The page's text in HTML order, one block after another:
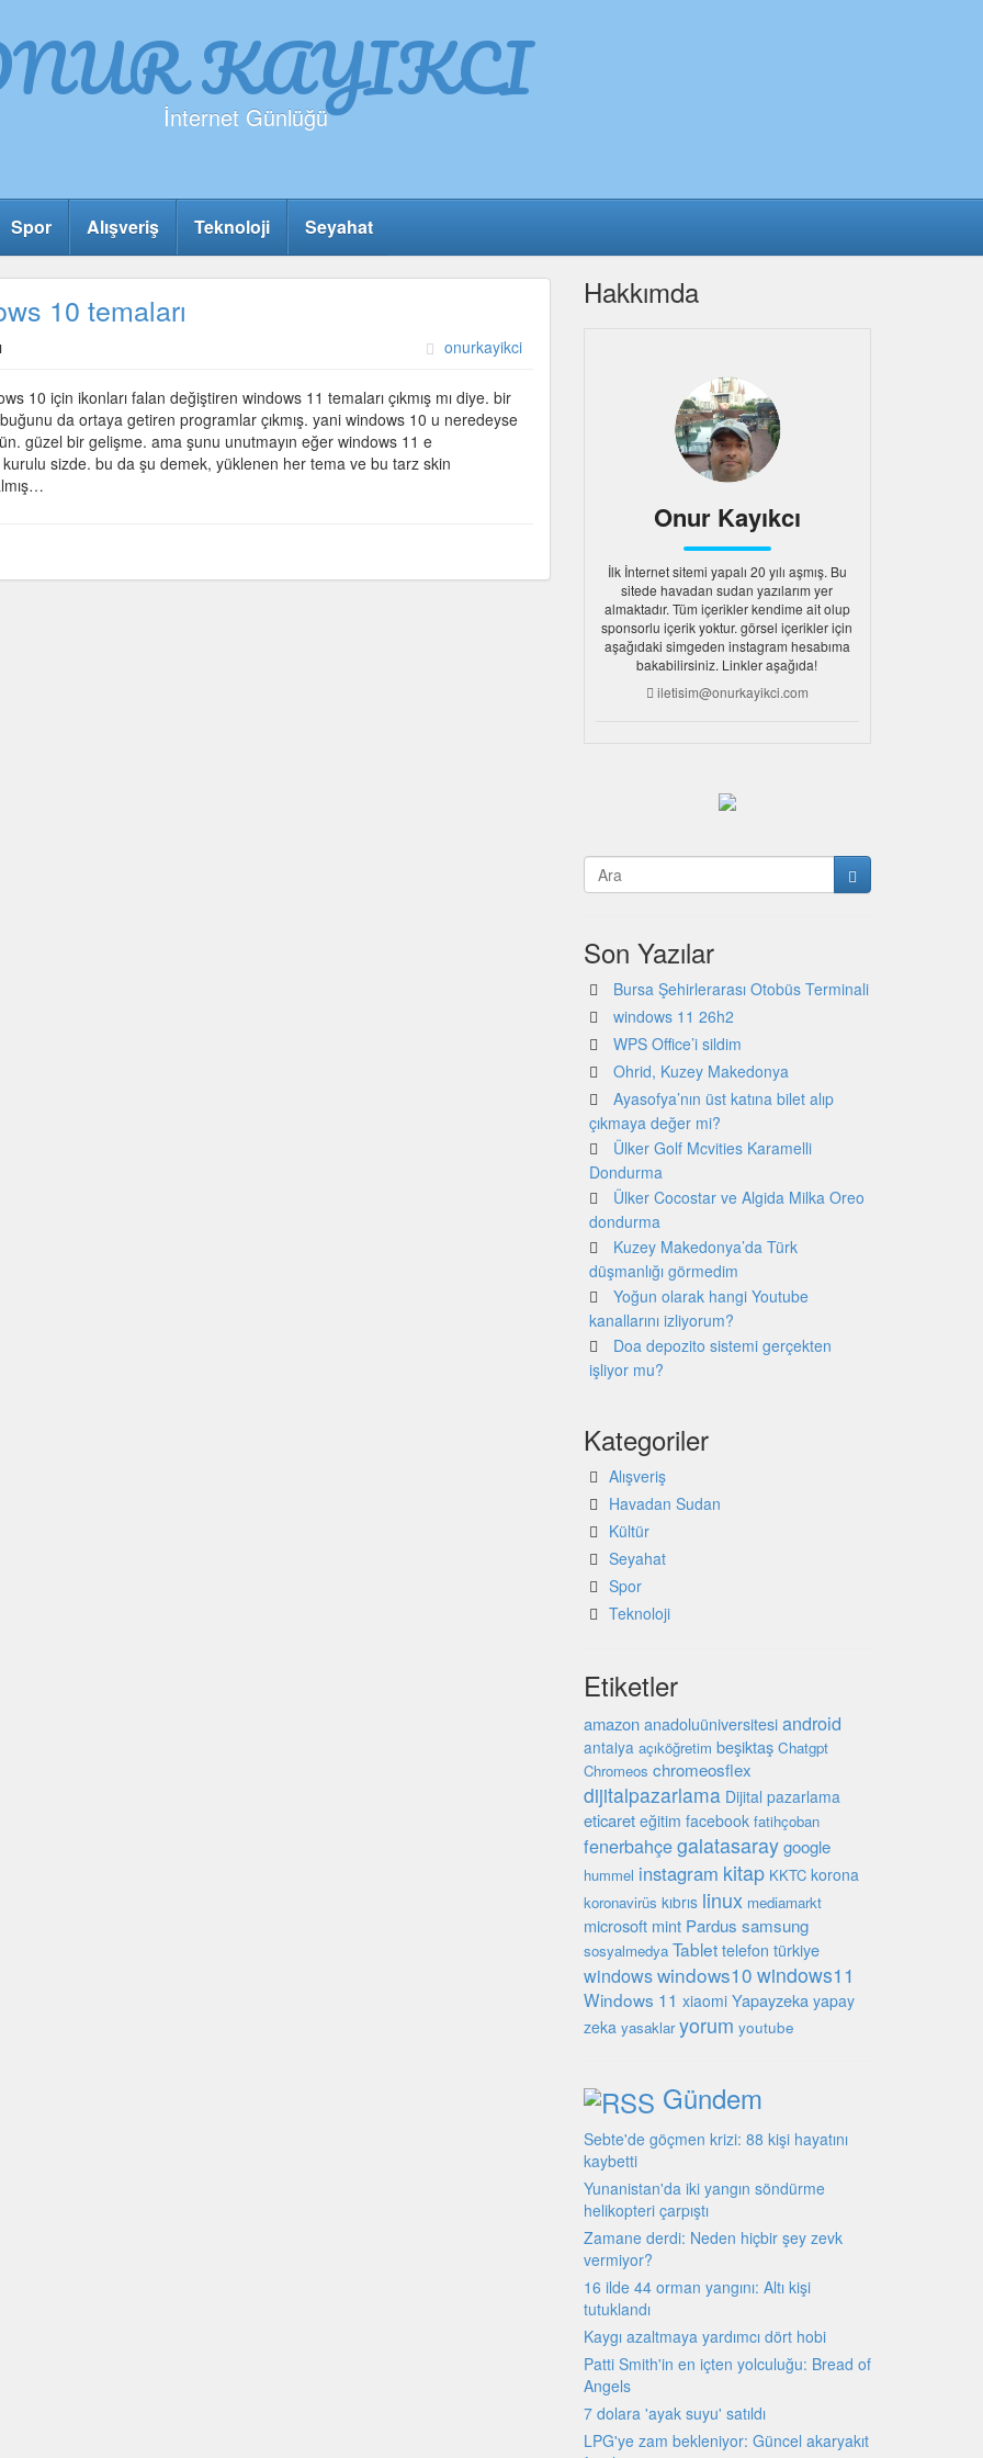
KAYIKCI
İnternet Günlüğü
Spor Alışveriş Teknoloji Seyahat
10 temaları
onurkayikci
10 için ikonları falan değiştiren windows 11 temaları çıkmış mı diye. bir
da ortaya getiren programlar çıkmış. yani windows 10 u neredeyse
güzel bir gelişme. ama şunu unutmayın eğer windows 11 e
sizde. bu da şu demek, yüklenen her tema ve bu tarz skin
Hakkımda
Onur Kayıkcı
İlk İnternet sitemi yapalı 20 yılı aşmış. Bu
sitede havadan sudan yazılarım yer
almaktadır. Tüm içerikler kendime ait olup
sponsorlu içerik yoktur. görsel içerikler için
aşağıdaki simgeden instagram hesabıma
bakabilirsiniz. Linkler aşağıda!
iletisim@onurkayikci.com
Son Yazılar
Bursa Şehirlerarası Otobüs Terminali
windows 11 26h2
WPS Office’i sildim
Ohrid, Kuzey Makedonya
Ayasofya’nın üst katına bilet alıp
çıkmaya değer mi?
Ülker Golf Mcvities Karamelli
Dondurma
Ülker Cocostar ve Algida Milka Oreo
dondurma
Kuzey Makedonya’da Türk
düşmanlığı görmedim
Yoğun olarak hangi Youtube
kanallarını izliyorum?
Doa depozito sistemi gerçekten
işliyor mu?
Kategoriler
Alışveriş
Havadan Sudan
Kültür
Seyahat
Spor
Teknoloji
Etiketler
amazon anadoluüniversitesi android
antalya açıköğretim beşiktaş Chatgpt
Chromeos chromeosflex
dijitalpazarlama Dijital pazarlama
eticaret eğitim facebook fatihçoban
fenerbahçegalatasaray google
hummel instagram kitap KKTC korona
koronavirüs kıbrıs linux mediamarkt
microsoft mint Pardus samsung
sosyalmedya Tablet telefon türkiye
windowswindows10 windows11
Windows 11 xiaomi Yapayzeka yapay
zeka yasaklar yorum youtube
Gündem
Sebte'de göçmen krizi: 88 kişi hayatını
kaybetti
Yunanistan'da iki yangın söndürme
helikopteri çarpıştı
Zamane derdi: Neden hiçbir şey zevk
vermiyor?
16 ilde 44 orman yangını: Altı kişi
tutuklandı
Kaygı azaltmaya yardımcı dört hobi
Patti Smith'in en içten yolculuğu: Bread of
Angels
7 dolara 'ayak suyu' satıldı
LPG'ye zam bekleniyor: Güncel akaryakıt